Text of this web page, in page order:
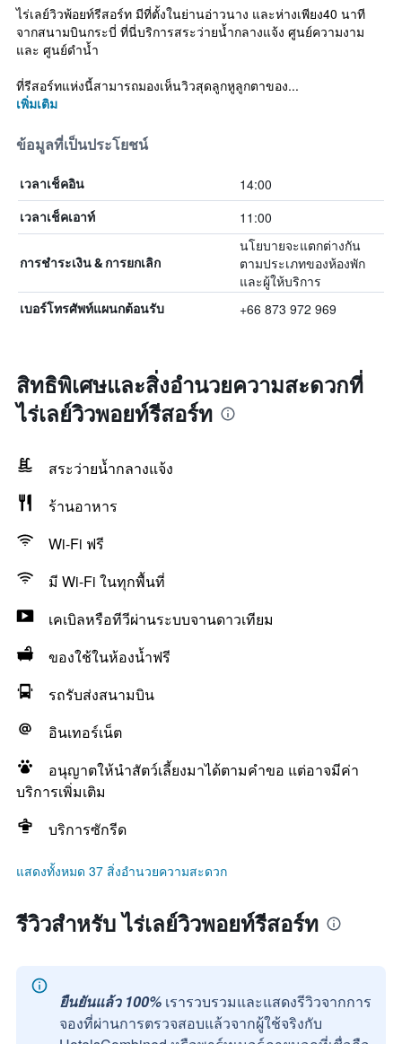
ไร่เลย์วิวพ้อยท์รีสอร์ท มีที่ตั้งในย่านอ่าวนาง และห่างเพียง40 นาที
จากสนามบินกระบี่ ที่นี่บริการสระว่ายน้ำกลางแจ้ง ศูนย์ความงาม
และ ศูนย์ดำน้ำ
ที่รีสอร์ทแห่งนี้สามารถมองเห็นวิวสุดลูกหูลูกตาของ...
เพิ่มเติม
ข้อมูลที่เป็นประโยชน์
เวลาเช็คอิน 14:00
เวลาเช็คเอาท์ 11:00
การชำระเงิน & การยกเลิก
นโยบายจะแตกต่างกัน
ตามประเภทของห้องพัก
และผู้ให้บริการ
เบอร์โทรศัพท์แผนกต้อนรับ +66 873 972 969
สิทธิพิเศษและสิ่งอำนวยความสะดวกที่
ไร่เลย์วิวพอยท์รีสอร์ท
สระว่ายน้ำกลางแจ้ง
ร้านอาหาร
Wi-Fi ฟรี
มี Wi-Fi ในทุกพื้นที่
เคเบิลหรือทีวีผ่านระบบจานดาวเทียม
ของใช้ในห้องน้ำฟรี
รถรับส่งสนามบิน
อินเทอร์เน็ต
อนุญาตให้นำสัตว์เลี้ยงมาได้ตามคำขอ แต่อาจมีค่า
บริการเพิ่มเติม
บริการซักรีด
แสดงทั้งหมด 37 สิ่งอำนวยความสะดวก
รีวิวสำหรับ ไร่เลย์วิวพอยท์รีสอร์ท
ยืนยันแล้ว 100% เรารวบรวมและแสดงรีวิวจากการ
จองที่ผ่านการตรวจสอบแล้วจากผู้ใช้จริงกับ